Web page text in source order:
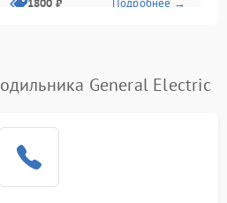
1800 ₽ Подробнее →
2600 ₽ Подробнее →
General Electric